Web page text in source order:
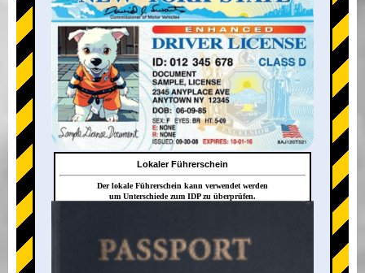
+
Lokaler Führerschein
Der lokale Führerschein kann verwendet werden
um Unterschiede zum IDP zu überprüfen.